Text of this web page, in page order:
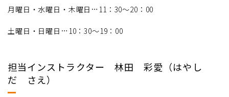
月曜日・水曜日・木曜日…11：30～20：00
土曜日・日曜日…10：30～19：00
担当インストラクター 林田 彩愛（はやし
だ さえ）